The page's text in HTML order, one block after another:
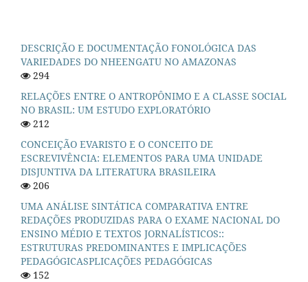
DESCRIÇÃO E DOCUMENTAÇÃO FONOLÓGICA DAS
VARIEDADES DO NHEENGATU NO AMAZONAS
294
RELAÇÕES ENTRE O ANTROPÔNIMO E A CLASSE SOCIAL
NO BRASIL: UM ESTUDO EXPLORATÓRIO
212
CONCEIÇÃO EVARISTO E O CONCEITO DE
ESCREVIVÊNCIA: ELEMENTOS PARA UMA UNIDADE
DISJUNTIVA DA LITERATURA BRASILEIRA
206
UMA ANÁLISE SINTÁTICA COMPARATIVA ENTRE
REDAÇÕES PRODUZIDAS PARA O EXAME NACIONAL DO
ENSINO MÉDIO E TEXTOS JORNALÍSTICOS::
ESTRUTURAS PREDOMINANTES E IMPLICAÇÕES
PEDAGÓGICASPLICAÇÕES PEDAGÓGICAS
152